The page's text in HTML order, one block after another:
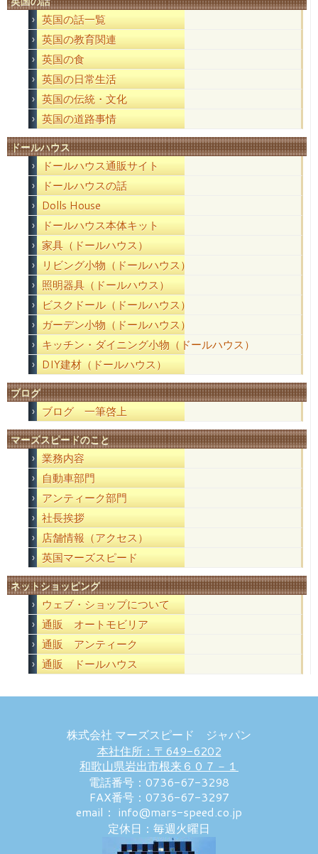
英国の話一覧
英国の教育関連
英国の食
英国の日常生活
英国の伝統・文化
英国の道路事情
ドールハウス
ドールハウス通販サイト
ドールハウスの話
Dolls House
ドールハウス本体キット
家具（ドールハウス）
リビング小物（ドールハウス）
照明器具（ドールハウス）
ビスクドール（ドールハウス）
ガーデン小物（ドールハウス）
キッチン・ダイニング小物（ドールハウス）
DIY建材（ドールハウス）
ブログ
ブログ 一筆啓上
マーズスピードのこと
業務内容
自動車部門
アンティーク部門
社長挨拶
店舗情報（アクセス）
英国マーズスピード
ネットショッピング
ウェブ・ショップについて
通販 オートモビリア
通販 アンティーク
通販 ドールハウス
株式会社 マーズスピード ジャパン
本社住所：〒649-6202
和歌山県岩出市根来６０７－１
電話番号：0736-67-3298
FAX番号：0736-67-3297
email： info@mars-speed.co.jp
定休日：毎週火曜日